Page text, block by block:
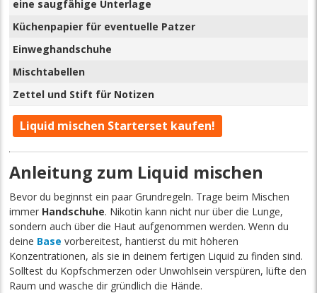
eine saugfähige Unterlage
Küchenpapier für eventuelle Patzer
Einweghandschuhe
Mischtabellen
Zettel und Stift für Notizen
Liquid mischen Starterset kaufen!
Anleitung zum Liquid mischen
Bevor du beginnst ein paar Grundregeln. Trage beim Mischen
immer Handschuhe. Nikotin kann nicht nur über die Lunge,
sondern auch über die Haut aufgenommen werden. Wenn du
deine Base vorbereitest, hantierst du mit höheren
Konzentrationen, als sie in deinem fertigen Liquid zu finden sind.
Solltest du Kopfschmerzen oder Unwohlsein verspüren, lüfte den
Raum und wasche dir gründlich die Hände.